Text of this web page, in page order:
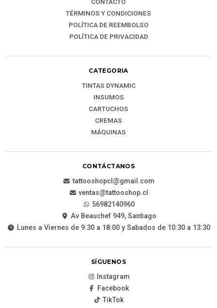
TÉRMINOS Y CONDICIONES
POLÍTICA DE REEMBOLSO
POLÍTICA DE PRIVACIDAD
CATEGORIA
TINTAS DYNAMIC
INSUMOS
CARTUCHOS
CREMAS
MÁQUINAS
CONTÁCTANOS
tattooshopcl@gmail.com
ventas@tattooshop.cl
56982140960
Av Beauchef 949, Santiago
Lunes a Viernes de 9:30 a 18:00 y Sabados de 10:30 a 13:30
SÍGUENOS
Instagram
Facebook
TikTok